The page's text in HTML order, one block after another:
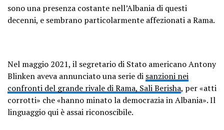
sono una presenza costante nell’Albania di questi
decenni, e sembrano particolarmente affezionati a Rama.
Nel maggio 2021, il segretario di Stato americano Antony
Blinken aveva annunciato una serie di sanzioni nei
confronti del grande rivale di Rama, Sali Berisha, per «atti
corrotti» che «hanno minato la democrazia in Albania». Il
linguaggio qui è assai riconoscibile.